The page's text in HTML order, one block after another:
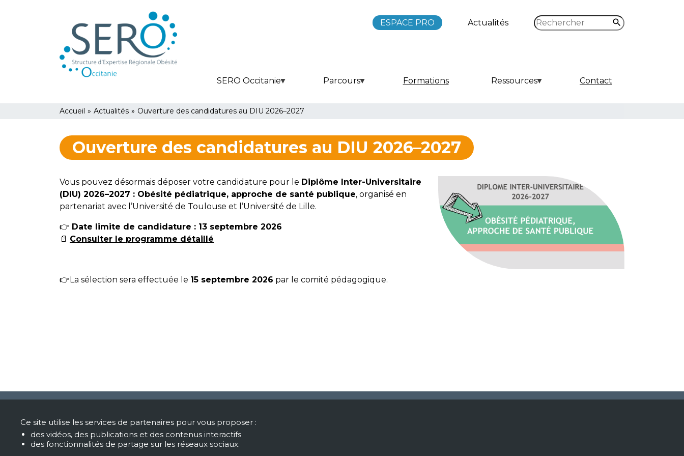
ESPACE PRO Actualités Rechercher
SERO Occitanie Parcours Formations Ressources Contact
You
are
here
Accueil » Actualités » Ouverture des candidatures au DIU 2026–2027
Ouverture des candidatures au DIU 2026–2027
Vous pouvez désormais déposer votre candidature pour le Diplôme Inter-Universitaire
(DIU) 2026–2027 : Obésité pédiatrique, approche de santé publique, organisé en
partenariat avec l’Université de Toulouse et l’Université de Lille.
👉 Date limite de candidature : 13 septembre 2026
📄 Consulter le programme détaillé
👉La sélection sera effectuée le 15 septembre 2026 par le comité pédagogique.
Site de Toulouse
Hôpital des enfants
Ce site utilise les services de partenaires pour vous proposer :
des vidéos, des publications et des contenus interactifs
des fonctionnalités de partage sur les réseaux sociaux.